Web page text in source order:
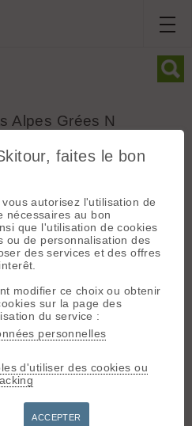
Alpes Grées N
Carte
Alt. Massif
2230
N
2843
N
faites le bon
autorisez l'utilisation de
nécessaires au bon
que l'utilisation de cookies
ou de personnalisation des
des services et des offres
modifier ce choix ou obtenir
sur la page des
du service :
personnelles
d'utiliser des cookies ou
ACCEPTER